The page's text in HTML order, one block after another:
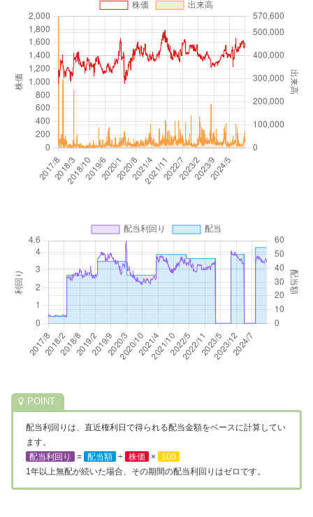
配当利回りは、直近権利日で得られる配当金額をベースに計算してい
ます。
配当利回り
= 配当額 ÷ 株価 ×
100
1年以上無配が続いた場合、その期間の配当利回りはゼロです。